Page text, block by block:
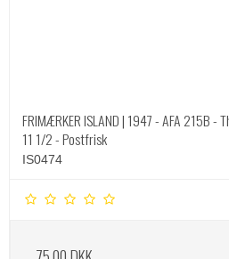
FRIMÆRKER ISLAND | 1947 - AFA 215B
11 1/2 - Postfrisk
IS0474